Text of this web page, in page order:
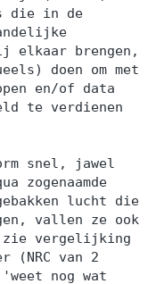
die in de
elkaar brengen,
doen om met
en/of data
te verdienen
snel, jawel
zogenaamde
lucht die
vallen ze ook
zie vergelijking
(NRC van 2
nog wat